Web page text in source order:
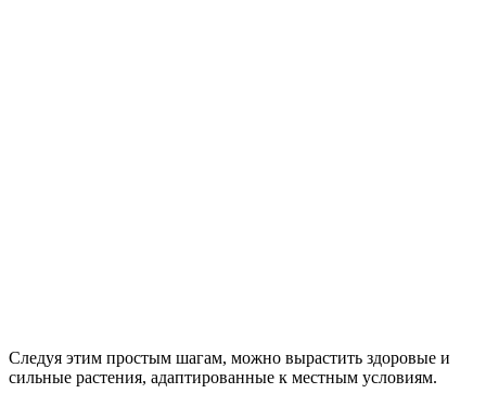
Следуя этим простым шагам, можно вырастить здоровые и
сильные растения, адаптированные к местным условиям.